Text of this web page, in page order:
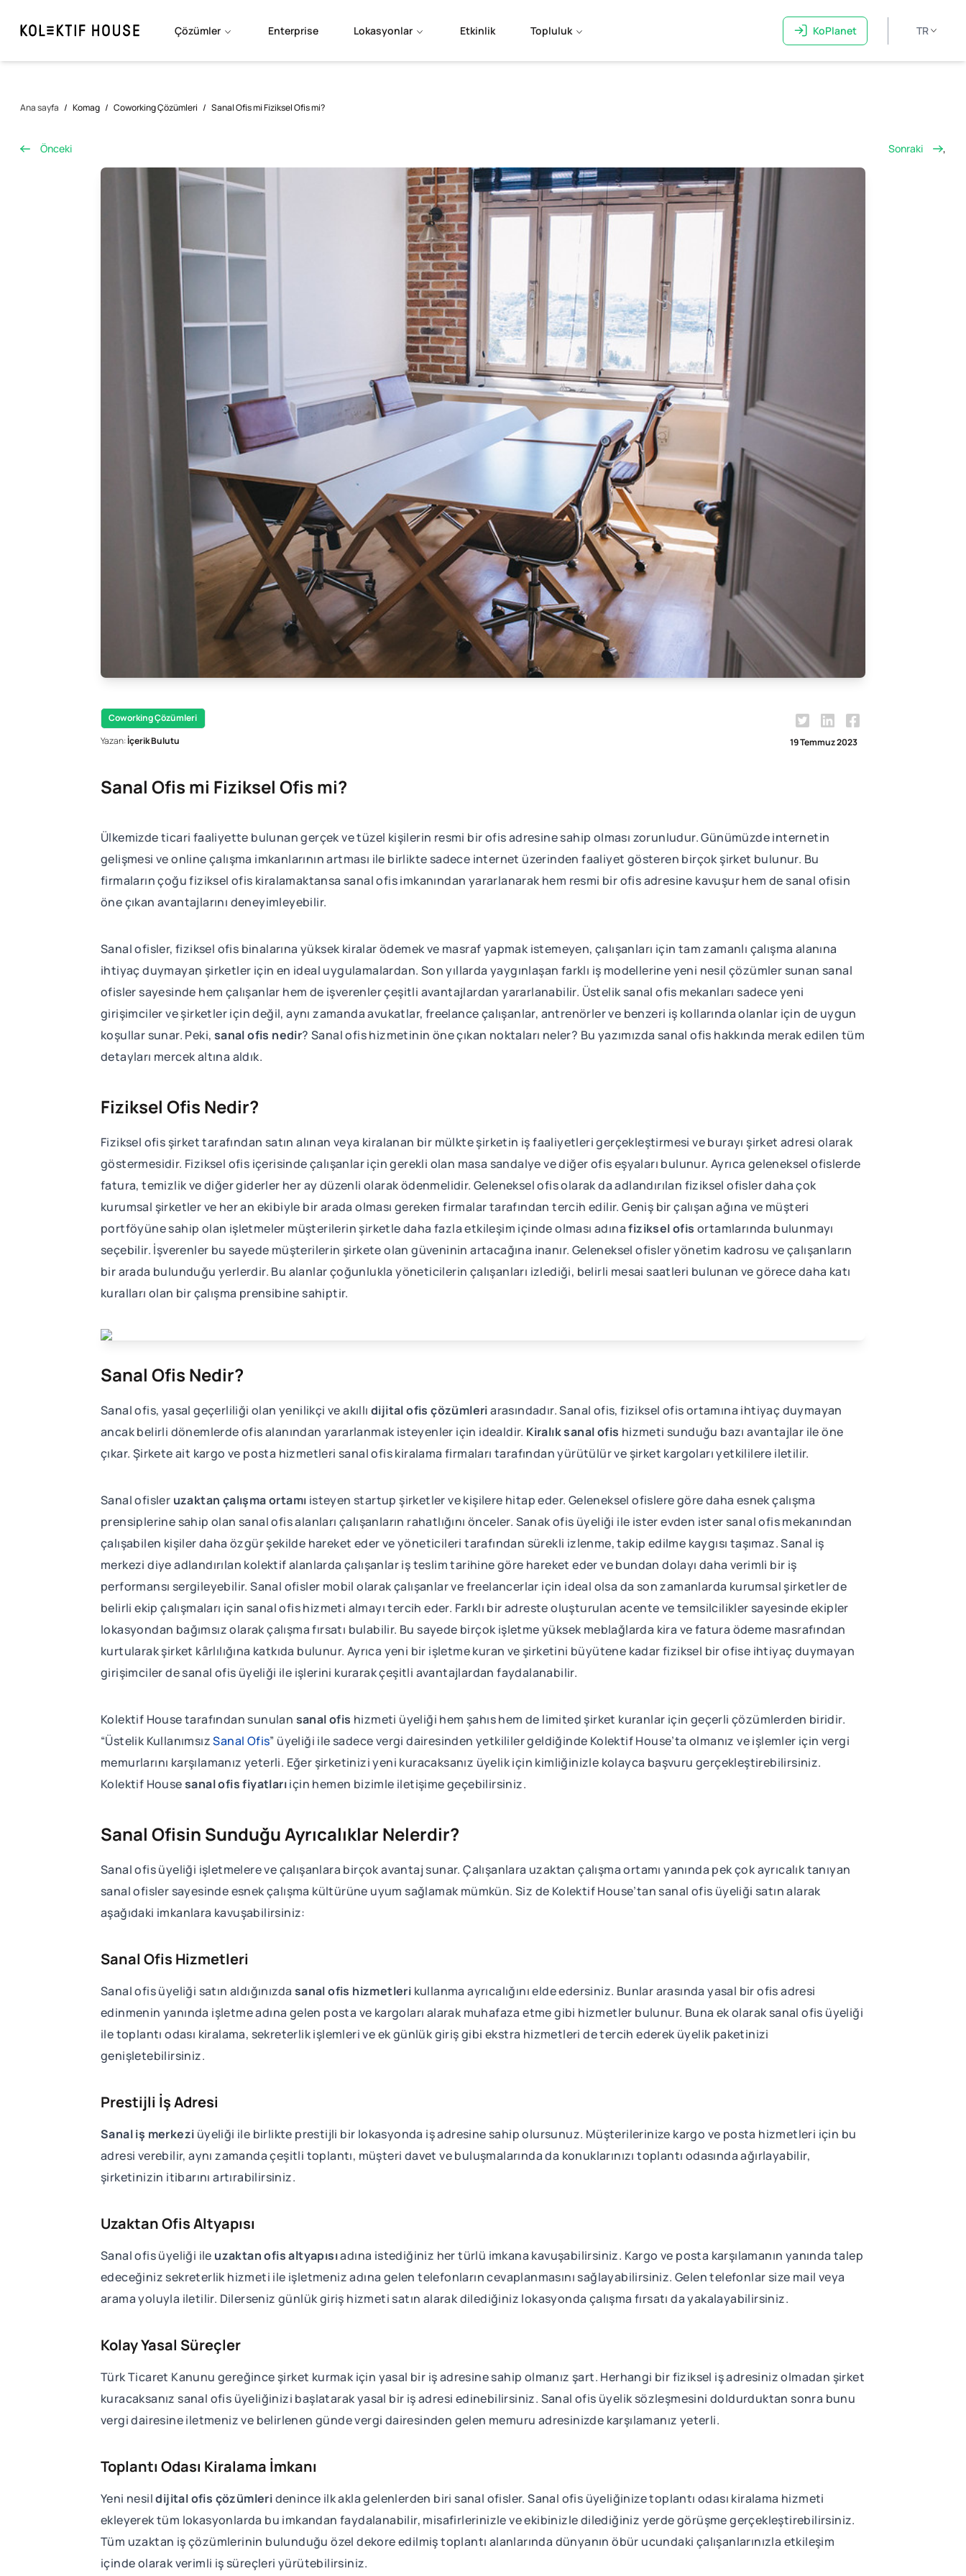
Çözümler Enterprise Lokasyonlar Etkinlik Topluluk KoPlanet TR
Ana sayfa / Komag / Coworking Çözümleri / Sanal Ofis mi Fiziksel Ofis mi?
Önceki Sonraki ,
Coworking Çözümleri
Yazan:İçerik Bulutu 19 Temmuz 2023
Sanal Ofis mi Fiziksel Ofis mi?
Ülkemizde ticari faaliyette bulunan gerçek ve tüzel kişilerin resmi bir ofis adresine sahip olması zorunludur. Günümüzde internetin
gelişmesi ve online çalışma imkanlarının artması ile birlikte sadece internet üzerinden faaliyet gösteren birçok şirket bulunur. Bu
firmaların çoğu fiziksel ofis kiralamaktansa sanal ofis imkanından yararlanarak hem resmi bir ofis adresine kavuşur hem de sanal ofisin
öne çıkan avantajlarını deneyimleyebilir.
Sanal ofisler, fiziksel ofis binalarına yüksek kiralar ödemek ve masraf yapmak istemeyen, çalışanları için tam zamanlı çalışma alanına
ihtiyaç duymayan şirketler için en ideal uygulamalardan. Son yıllarda yaygınlaşan farklı iş modellerine yeni nesil çözümler sunan sanal
ofisler sayesinde hem çalışanlar hem de işverenler çeşitli avantajlardan yararlanabilir. Üstelik sanal ofis mekanları sadece yeni
girişimciler ve şirketler için değil, aynı zamanda avukatlar, freelance çalışanlar, antrenörler ve benzeri iş kollarında olanlar için de uygun
koşullar sunar. Peki, sanal ofis nedir? Sanal ofis hizmetinin öne çıkan noktaları neler? Bu yazımızda sanal ofis hakkında merak edilen tüm
detayları mercek altına aldık.
Fiziksel Ofis Nedir?
Fiziksel ofis şirket tarafından satın alınan veya kiralanan bir mülkte şirketin iş faaliyetleri gerçekleştirmesi ve burayı şirket adresi olarak
göstermesidir. Fiziksel ofis içerisinde çalışanlar için gerekli olan masa sandalye ve diğer ofis eşyaları bulunur. Ayrıca geleneksel ofislerde
fatura, temizlik ve diğer giderler her ay düzenli olarak ödenmelidir. Geleneksel ofis olarak da adlandırılan fiziksel ofisler daha çok
kurumsal şirketler ve her an ekibiyle bir arada olması gereken firmalar tarafından tercih edilir. Geniş bir çalışan ağına ve müşteri
portföyüne sahip olan işletmeler müşterilerin şirketle daha fazla etkileşim içinde olması adınafiziksel ofis ortamlarında bulunmayı
seçebilir. İşverenler bu sayede müşterilerin şirkete olan güveninin artacağına inanır. Geleneksel ofisler yönetim kadrosu ve çalışanların
bir arada bulunduğu yerlerdir. Bu alanlar çoğunlukla yöneticilerin çalışanları izlediği, belirli mesai saatleri bulunan ve görece daha katı
kuralları olan bir çalışma prensibine sahiptir.
Sanal Ofis Nedir?
Sanal ofis, yasal geçerliliği olan yenilikçi ve akıllı dijital ofis çözümleriarasındadır. Sanal ofis, fiziksel ofis ortamına ihtiyaç duymayan
ancak belirli dönemlerde ofis alanından yararlanmak isteyenler için idealdir. Kiralık sanal ofis hizmeti sunduğu bazı avantajlar ile öne
çıkar. Şirkete ait kargo ve posta hizmetleri sanal ofis kiralama firmaları tarafından yürütülür ve şirket kargoları yetkililere iletilir.
Sanal ofisler uzaktan çalışma ortamı isteyen startup şirketler ve kişilere hitap eder. Geleneksel ofislere göre daha esnek çalışma
prensiplerine sahip olan sanal ofis alanları çalışanların rahatlığını önceler. Sanak ofis üyeliği ile ister evden ister sanal ofis mekanından
çalışabilen kişiler daha özgür şekilde hareket eder ve yöneticileri tarafından sürekli izlenme, takip edilme kaygısı taşımaz. Sanal iş
merkezi diye adlandırılan kolektif alanlarda çalışanlar iş teslim tarihine göre hareket eder ve bundan dolayı daha verimli bir iş
performansı sergileyebilir. Sanal ofisler mobil olarak çalışanlar ve freelancerlar için ideal olsa da son zamanlarda kurumsal şirketler de
belirli ekip çalışmaları için sanal ofis hizmeti almayı tercih eder. Farklı bir adreste oluşturulan acente ve temsilcilikler sayesinde ekipler
lokasyondan bağımsız olarak çalışma fırsatı bulabilir. Bu sayede birçok işletme yüksek meblağlarda kira ve fatura ödeme masrafından
kurtularak şirket kȃrlılığına katkıda bulunur. Ayrıca yeni bir işletme kuran ve şirketini büyütene kadar fiziksel bir ofise ihtiyaç duymayan
girişimciler de sanal ofis üyeliği ile işlerini kurarak çeşitli avantajlardan faydalanabilir.
Kolektif House tarafından sunulan sanal ofis hizmeti üyeliği hem şahıs hem de limited şirket kuranlar için geçerli çözümlerden biridir.
“Üstelik KullanımsızSanal Ofis” üyeliği ile sadece vergi dairesinden yetkililer geldiğinde Kolektif House’ta olmanız ve işlemler için vergi
memurlarını karşılamanız yeterli. Eğer şirketinizi yeni kuracaksanız üyelik için kimliğinizle kolayca başvuru gerçekleştirebilirsiniz.
Kolektif Housesanal ofis fiyatlarıiçin hemen bizimle iletişime geçebilirsiniz.
Sanal Ofisin Sunduğu Ayrıcalıklar Nelerdir?
Sanal ofis üyeliği işletmelere ve çalışanlara birçok avantaj sunar. Çalışanlara uzaktan çalışma ortamı yanında pek çok ayrıcalık tanıyan
sanal ofisler sayesinde esnek çalışma kültürüne uyum sağlamak mümkün. Siz de Kolektif House’tan sanal ofis üyeliği satın alarak
aşağıdaki imkanlara kavuşabilirsiniz:
Sanal Ofis Hizmetleri
Sanal ofis üyeliği satın aldığınızda sanal ofis hizmetleri kullanma ayrıcalığını elde edersiniz. Bunlar arasında yasal bir ofis adresi
edinmenin yanında işletme adına gelen posta ve kargoları alarak muhafaza etme gibi hizmetler bulunur. Buna ek olarak sanal ofis üyeliği
ile toplantı odası kiralama, sekreterlik işlemleri ve ek günlük giriş gibi ekstra hizmetleri de tercih ederek üyelik paketinizi
genişletebilirsiniz.
Prestijli İş Adresi
Sanal iş merkezi üyeliği ile birlikte prestijli bir lokasyonda iş adresine sahip olursunuz. Müşterilerinize kargo ve posta hizmetleri için bu
adresi verebilir, aynı zamanda çeşitli toplantı, müşteri davet ve buluşmalarında da konuklarınızı toplantı odasında ağırlayabilir,
şirketinizin itibarını artırabilirsiniz.
Uzaktan Ofis Altyapısı
Sanal ofis üyeliği ile uzaktan ofis altyapısıadına istediğiniz her türlü imkana kavuşabilirsiniz. Kargo ve posta karşılamanın yanında talep
edeceğiniz sekreterlik hizmeti ile işletmeniz adına gelen telefonların cevaplanmasını sağlayabilirsiniz. Gelen telefonlar size mail veya
arama yoluyla iletilir. Dilerseniz günlük giriş hizmeti satın alarak dilediğiniz lokasyonda çalışma fırsatı da yakalayabilirsiniz.
Kolay Yasal Süreçler
Türk Ticaret Kanunu gereğince şirket kurmak için yasal bir iş adresine sahip olmanız şart. Herhangi bir fiziksel iş adresiniz olmadan şirket
kuracaksanız sanal ofis üyeliğinizi başlatarak yasal bir iş adresi edinebilirsiniz. Sanal ofis üyelik sözleşmesini doldurduktan sonra bunu
vergi dairesine iletmeniz ve belirlenen günde vergi dairesinden gelen memuru adresinizde karşılamanız yeterli.
Toplantı Odası Kiralama İmkanı
Yeni nesildijital ofis çözümleridenince ilk akla gelenlerden biri sanal ofisler. Sanal ofis üyeliğinize toplantı odası kiralama hizmeti
ekleyerek tüm lokasyonlarda bu imkandan faydalanabilir, misafirlerinizle ve ekibinizle dilediğiniz yerde görüşme gerçekleştirebilirsiniz.
Tüm uzaktan iş çözümlerinin bulunduğu özel dekore edilmiş toplantı alanlarında dünyanın öbür ucundaki çalışanlarınızla etkileşim
içinde olarak verimli iş süreçleri yürütebilirsiniz.